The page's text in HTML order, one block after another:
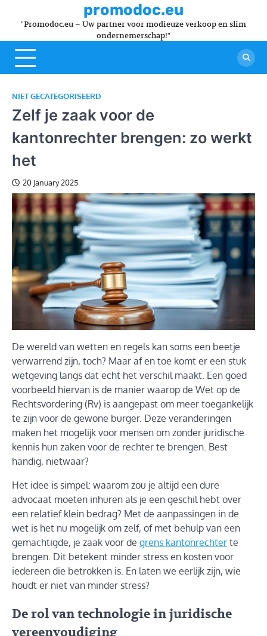
promodoc.eu
"Promodoc.eu – Uw partner voor modieuze verkoop en slim
ondernemerschap!"
NIET GECATEGORISEERD
Zelf je zaak voor de
kantonrechter brengen: zo werkt
het
20 January 2025
De wereld van wetten en regels kan soms een beetje
verwarrend zijn, toch? Maar af en toe komt er een stuk
wetgeving langs dat echt het verschil maakt. Een goed
voorbeeld hiervan is de manier waarop de Wet op de
Rechtsvordering (Rv) is aangepast om meer toegankelijk
te zijn voor de gewone burger. Deze veranderingen
maken het mogelijk voor mensen om zonder juridische
kennis hun zaken voor de rechter te brengen. Best
handig, nietwaar?
Het idee is simpel: waarom zou je altijd een dure
advocaat moeten inhuren als je een geschil hebt over
een relatief klein bedrag? Met de aanpassingen in de
wet is het nu mogelijk om zelf, of met behulp van een
gemachtigde, je zaak voor de grens kantonrechter te
brengen. Dit betekent minder stress en kosten voor
iedereen die betrokken is. En laten we eerlijk zijn, wie
houdt er niet van minder stress?
De rol van technologie in juridische